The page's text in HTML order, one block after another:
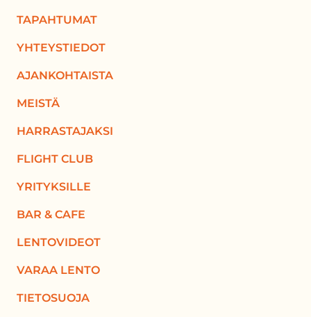
TAPAHTUMAT
YHTEYSTIEDOT
AJANKOHTAISTA
MEISTÄ
HARRASTAJAKSI
FLIGHT CLUB
YRITYKSILLE
BAR & CAFE
LENTOVIDEOT
VARAA LENTO
TIETOSUOJA